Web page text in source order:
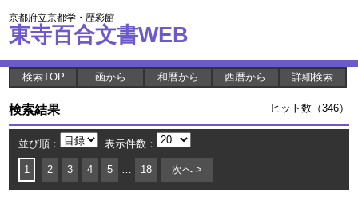
京都府立京都学・歴彩館
東寺百合文書WEB
検索TOP 函から 和暦から 西暦から 詳細検索
検索結果 ヒット数（346）
並び順： 表示件数：
1 2 3 4 5 … 18 次へ >